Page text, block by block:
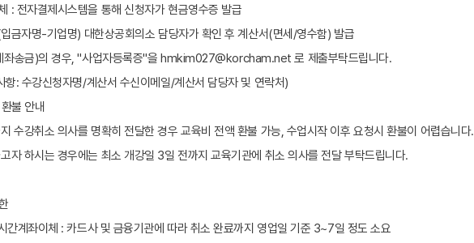
: 전자결제시스템을 통해 신청자가 현금영수증 발급
금자명-기업명) 대한상공회의소 담당자가 확인 후 계산서(면세/영수함) 발급
좌송금)의 경우, "사업자등록증"을 hmkim027@korcham.net 로 제출부탁드립니다.
항: 수강신청자명/계산서 수신이메일/계산서 담당자 및 연락처)
불 안내
수강취소 의사를 명확히 전달한 경우 교육비 전액 환불 가능, 수업시작 이후 요청시 환불이 어렵습니다.
자 하시는 경우에는 최소 개강일 3일 전까지 교육기관에 취소 의사를 전달 부탁드립니다.
간계좌이체 : 카드사 및 금융기관에 따라 취소 완료까지 영업일 기준 3~7일 정도 소요